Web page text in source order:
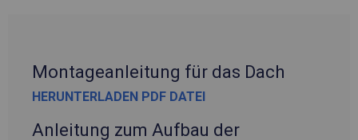
Montageanleitung für das Dach
HERUNTERLADEN PDF DATEI
Anleitung zum Aufbau der